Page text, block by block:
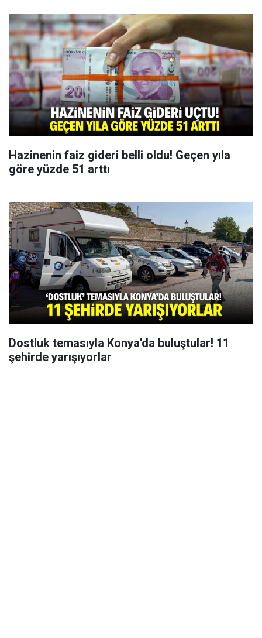
Hazinenin faiz gideri belli oldu! Geçen yıla
göre yüzde 51 arttı
Dostluk temasıyla Konya'da buluştular! 11
şehirde yarışıyorlar